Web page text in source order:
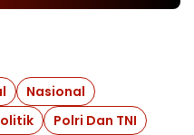
Nasional
Polri Dan TNI